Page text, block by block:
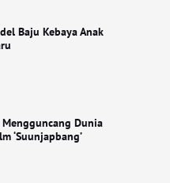
Baju Kebaya Anak
Mengguncang Dunia
‘Suunjapbang’